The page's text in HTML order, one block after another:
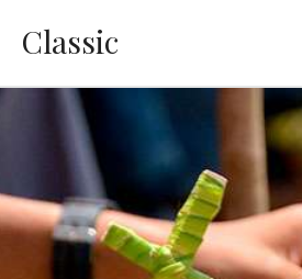
Classic